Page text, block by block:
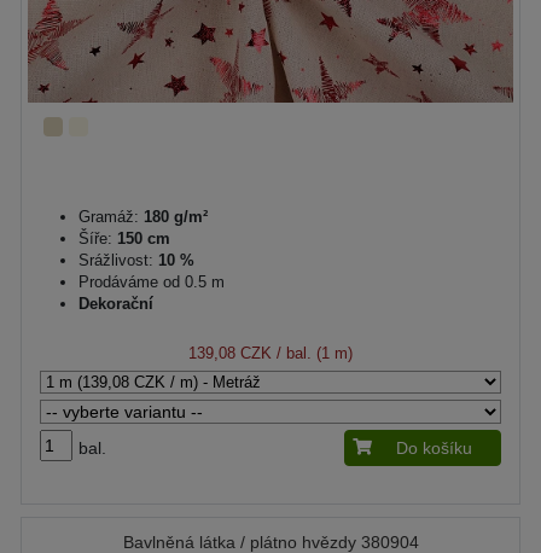
Gramáž: 180 g/m²
Šíře: 150 cm
Srážlivost: 10 %
Prodáváme od 0.5 m
Dekorační
139,08 CZK / bal. (1 m)
bal. Do košíku
Bavlněná látka / plátno hvězdy 380904